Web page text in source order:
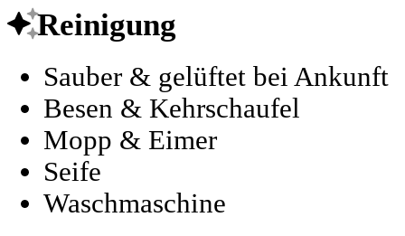
Reinigung
Sauber & gelüftet bei Ankunft
Besen & Kehrschaufel
Mopp & Eimer
Seife
Waschmaschine